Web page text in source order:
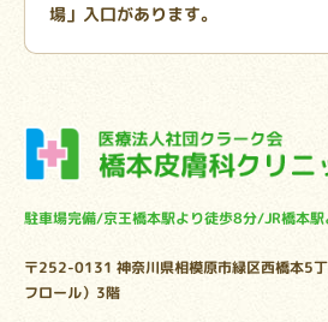
場」入口があります。
駐車場完備/京王橋本駅より徒歩8分/JR橋本
〒252-0131 神奈川県相模原市緑区西橋本5
フロール）3階